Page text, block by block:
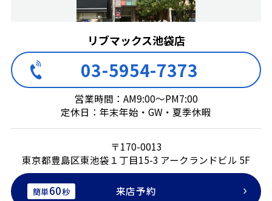
リブマックス池袋店
03-5954-7373
営業時間：AM9:00～PM7:00
定休日：年末年始・GW・夏季休暇
〒170-0013
東京都豊島区東池袋１丁目15-3 アークランドビル 5F
簡単60秒 来店予約